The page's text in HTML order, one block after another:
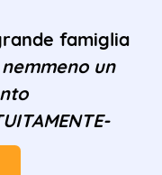
famiglia
un